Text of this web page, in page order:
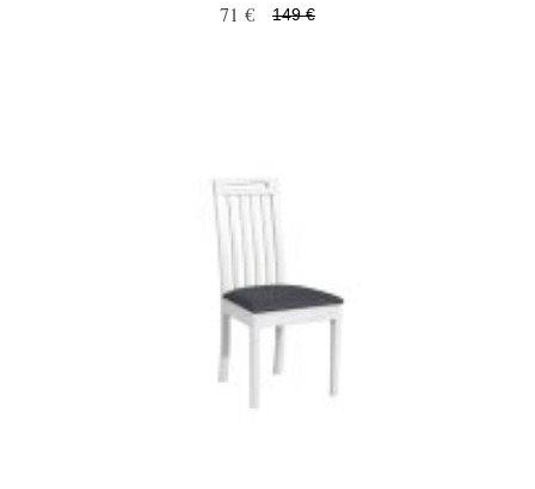
71 € 149 €